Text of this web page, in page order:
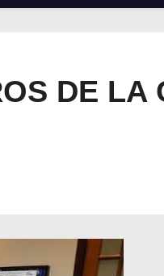
DE LA